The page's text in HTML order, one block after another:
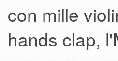
con mille
hands clap,